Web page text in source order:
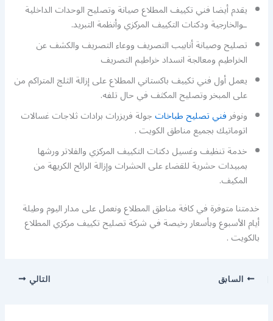
يقدم أيضا فني تكييف المطلاع صيانة وتصليح الوحدات الداخلية
ـوالخارجية ودكتات التكييف المركزي وأنظمة التبريد.
تصليح وصيانة أنابيب التصريف ووعاء التصريف والكشف عن
الخراطيم ومعالجة انسداد خراطيم التصريف
يعمل أول فني تكييف باكستاني المطلاع على إزالة الثلج المتراكم من
على المبخر وتصليح المكثف في حال تلفه.
ونوفرفني تصليح طباخاتجولة فريزرات برادات ثلاجات غسالات
اتوماتيك بجميع مناطق الكويت .
خدمة تنظيف وغسيل دكتات التكييف المركزي والفلاتر ورشها
بمبيدات حشرية للقضاء على الحشرات وإزالة الرائح الكريهة من
المكيف.
خدمتنا متوفرة في كافة مناطق المطلاع ونعمل على مدار اليوم وطيلة
أيام الأسبوع وبأسعار رخيصة في شركة تصليح تكييف مركزي المطلاع
بالكويت .
السابق التالي